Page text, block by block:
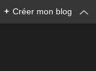
+ Créer mon blog